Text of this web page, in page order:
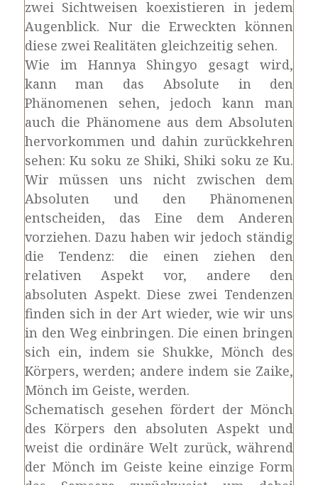
zwei Sichtweisen koexistieren in jedem
Augenblick. Nur die Erweckten können
diese zwei Realitäten gleichzeitig sehen.
Wie im Hannya Shingyo gesagt wird,
kann man das Absolute in den
Phänomenen sehen, jedoch kann man
auch die Phänomene aus dem Absoluten
hervorkommen und dahin zurückkehren
sehen: Ku soku ze Shiki, Shiki soku ze Ku.
Wir müssen uns nicht zwischen dem
Absoluten und den Phänomenen
entscheiden, das Eine dem Anderen
vorziehen. Dazu haben wir jedoch ständig
die Tendenz: die einen ziehen den
relativen Aspekt vor, andere den
absoluten Aspekt. Diese zwei Tendenzen
finden sich in der Art wieder, wie wir uns
in den Weg einbringen. Die einen bringen
sich ein, indem sie Shukke, Mönch des
Körpers, werden; andere indem sie Zaike,
Mönch im Geiste, werden.
Schematisch gesehen fördert der Mönch
des Körpers den absoluten Aspekt und
weist die ordinäre Welt zurück, während
der Mönch im Geiste keine einzige Form